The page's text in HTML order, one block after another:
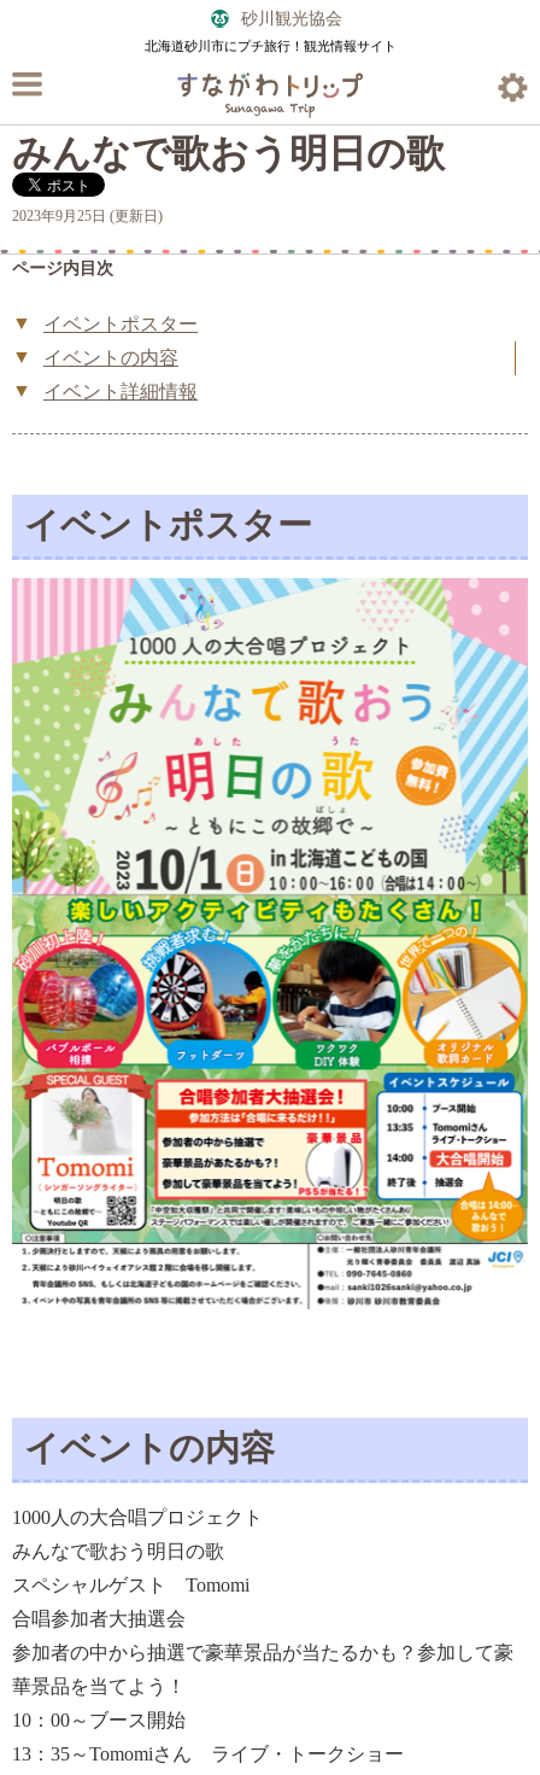
砂川観光協会
北海道砂川市にプチ旅行！観光情報サイト
みんなで歌おう明日の歌
2023年9月25日 (更新日)
ページ内目次
イベントポスター
イベントの内容
イベント詳細情報
イベントポスター
イベントの内容
1000人の大合唱プロジェクト
みんなで歌おう明日の歌
スペシャルゲスト Tomomi
合唱参加者大抽選会
参加者の中から抽選で豪華景品が当たるかも？参加して豪
華景品を当てよう！
10：00～ブース開始
13：35～Tomomiさん ライブ・トークショー